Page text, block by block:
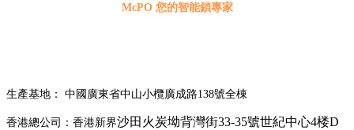
McPO 您的智能鎖專家
生產基地： 中國廣東省中山小欖廣成路138號全棟
香港總公司： 香港新界沙田火炭坳背灣街33-35號世紀中心4楼D